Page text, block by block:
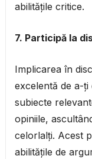
abilitățile critice.
7. Participă la
Implicarea în
excelentă de a-ți
subiecte
opiniile,
celorlalți. Acest
abilitățile de